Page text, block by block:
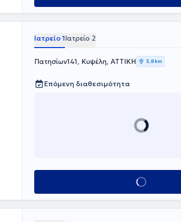
Ιατρείο 1Ιατρείο 2
Πατησίων141, Κυψέλη, ΑΤΤΙΚΗ 3,8 km
Επόμενη διαθεσιμότητα
Κλείσε ραντεβού